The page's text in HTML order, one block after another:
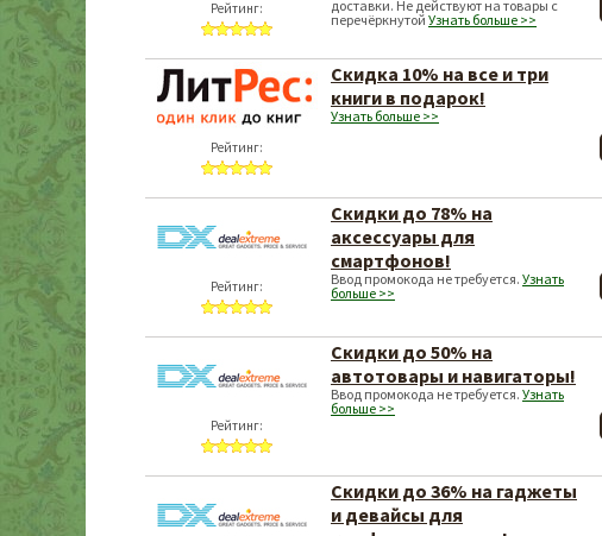
Рейтинг:
доставки. Не действуют на товары с
перечёркнутой Узнать больше >>
Рейтинг:
Скидка 10% на все и три
книги в подарок!
Узнать больше >>
Рейтинг:
Скидки до 78% на
аксессуары для
смартфонов!
Ввод промокода не требуется. Узнать
больше >>
Рейтинг:
Скидки до 50% на
автотовары и навигаторы!
Ввод промокода не требуется. Узнать
больше >>
Скидки до 36% на гаджеты
и девайсы для